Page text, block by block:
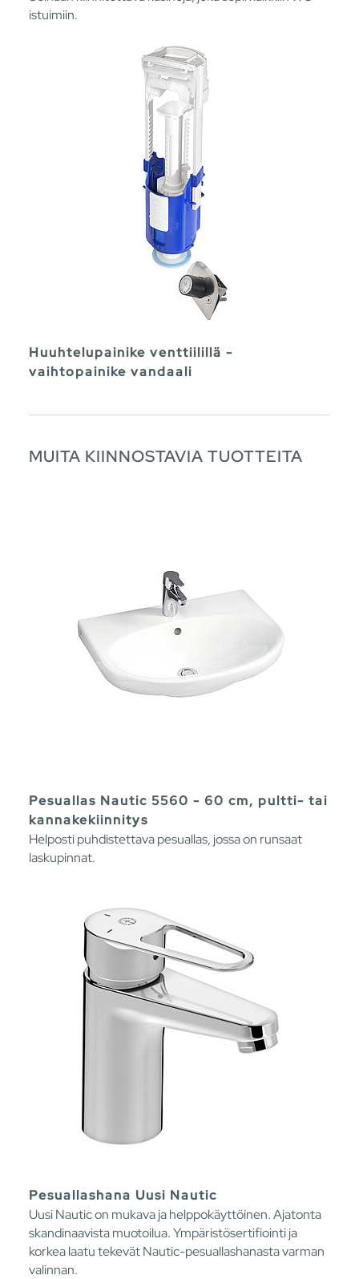
istuimiin.
Huuhtelupainike venttiilillä -
vaihtopainike vandaali
MUITA KIINNOSTAVIA TUOTTEITA
Pesuallas Nautic 5560 - 60 cm, pultti- tai
kannakekiinnitys
Helposti puhdistettava pesuallas, jossa on runsaat
laskupinnat.
Pesuallashana Uusi Nautic
Uusi Nautic on mukava ja helppokäyttöinen. Ajatonta
skandinaavista muotoilua. Ympäristösertifiointi ja
korkea laatu tekevät Nautic-pesuallashanasta varman
valinnan.